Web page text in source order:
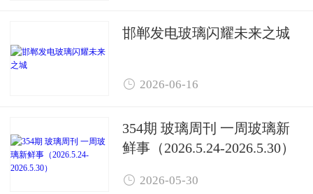
邯郸发电玻璃闪耀未来之城
 2026-06-16
354期 玻璃周刊 一周玻璃新
鲜事（2026.5.24-2026.5.30）
 2026-05-30